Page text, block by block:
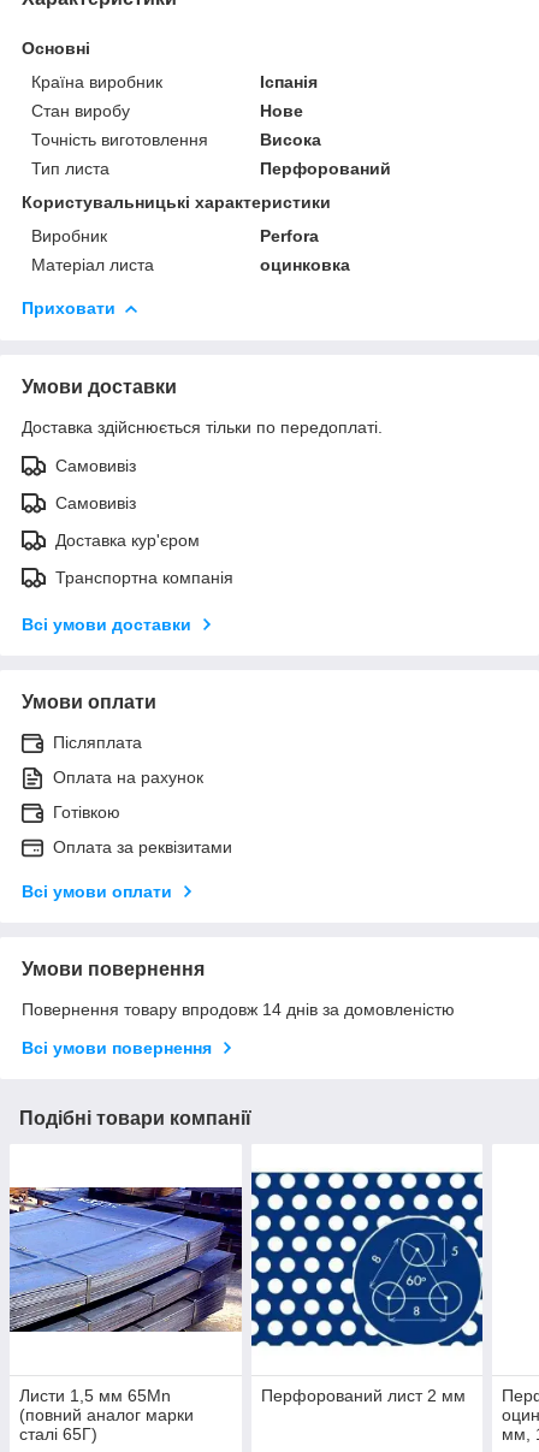
Основні
Країна виробник
Іспанія
Стан виробу
Нове
Точність виготовлення
Висока
Тип листа
Перфорований
Користувальницькі характеристики
Виробник
Perfora
Матеріал листа
оцинковка
Приховати
Умови доставки
Доставка здійснюється тільки по передоплаті.
Самовивіз
Самовивіз
Доставка кур'єром
Транспортна компанія
Всі умови доставки
Умови оплати
Післяплата
Оплата на рахунок
Готівкою
Оплата за реквізитами
Всі умови оплати
Умови повернення
Повернення товару впродовж 14 днів за домовленістю
Всі умови повернення
Подібні товари компанії
Листи 1,5 мм 65Mn
(повний аналог марки
сталі 65Г)
Перфорований лист 2 мм
мм,